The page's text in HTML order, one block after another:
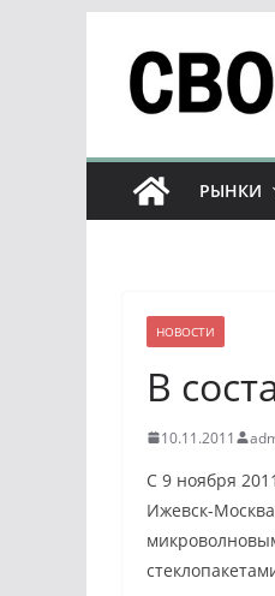
содержимому
РЫНКИ
НОВОСТИ
В
10.11.2011
С 9 ноября
Ижевск-